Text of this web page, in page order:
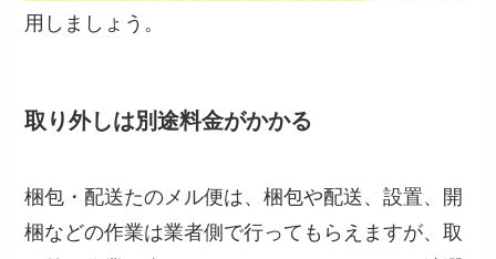
用しましょう。
取り外しは別途料金がかかる
梱包・配送たのメル便は、梱包や配送、設置、開
梱などの作業は業者側で行ってもらえますが、取